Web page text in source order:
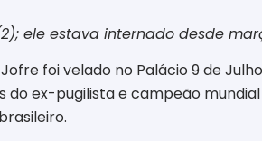
ele estava internado desde
foi velado no Palácio 9 de
do ex-pugilista e campeão